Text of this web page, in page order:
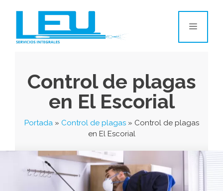
Control de plagas
en El Escorial
Portada» Control de plagas» Control de plagas
en El Escorial